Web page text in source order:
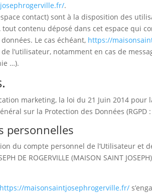
.
contact) sont à la disposition des
contenu déposé dans cet espace qui
Le cas échéant, https://
l’utilisateur, notamment en cas de
…).
marketing, la loi du 21 Juin 2014 pour
sur la Protection des Données (RGPD :
personnelles
du compte personnel de l’Utilisateur et
DE ROGERVILLE (MAISON SAINT
https://maisonsaintjosephrogerville.fr/